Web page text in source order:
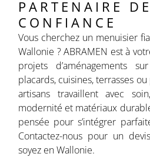
PARTENAIRE DE
CONFIANCE
Vous cherchez un menuisier
Wallonie ? ABRAMEN est à
projets d’aménagements
placards, cuisines, terrasses
artisans travaillent avec
modernité et matériaux
pensée pour s’intégrer
Contactez-nous pour un
soyez en Wallonie.